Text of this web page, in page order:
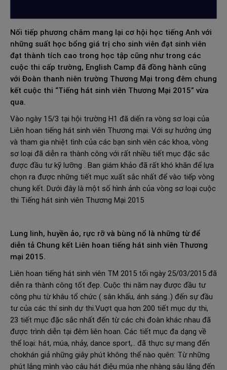
Nối tiếp phương châm mang lại cơ hội học tiếng Anh với
những suất học bổng giá trị cho sinh viên đạt sinh viên
đạt thành tích cao trong học tập cũng như trong các
cuộc thi cấp trường, English Camp đã đồng hành cũng
với Đoàn thanh niên trường Thương Mại trong đêm chung
kết cuộc thi “Tiếng hát sinh viên Thương Mại 2015” vừa
qua.
Vào ngày 15/3 tại hội trường H1 đã diến ra vòng sơ loại của
Liên hoan tiếng hát sinh viên Thương mại. Với sự hưởng ứng
và tham gia nhiệt tình của các bạn sinh viên các khoa, vòng
sơ loại đã diễn ra thành công với rất nhiều tiết mục đặc sắc
được đầu tư kỹ lưỡng . Ban giám khảo đã rất khó khăn để lựa
chọn ra được những tiết mục xuất sắc nhất để vào tiếp vòng
chung kết. Dưới đây là một số hình ảnh của vòng sơ loại cuộc
thi Tiếng hát sinh viên Thương Mại 2015
Lung linh, huyền ảo, rực rỡ và bùng nổ là những từ để
diễn tả Chung kết Liên hoan tiếng hát sinh viên Thương
mại 2015.
Liên hoan tiếng hát sinh viên TM 2015 tối ngày 25/03/2015 đã
diễn ra thành công tốt đẹp. Cuộc thi năm nay được đầu tư
công phu từ khâu tổ chức ( sân khấu, ánh sáng..) đến sự đầu
tư của các thí sinh dự thi.Vuợt qua hơn 200 tiết mục dự thi,
23 tiết mục đặc sắc nhất đến từ các chi đoàn khác nhau đã
được trình diễn tại đêm liên hoan. Các tiết mục đa dạng về
thể loại: hát, múa, nhảy, dance sport,.. đã thực sự mang đến
chokhán giả những giây phút không thể nào quên: Từ những
phút lắng mình vào câu hát điệu múa nhẹ nhàng sâu lắng đến